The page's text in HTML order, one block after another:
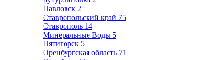
Павловск 2
Ставропольский край 75
Ставрополь 14
Минеральные Воды 5
Пятигорск 5
Оренбургская область 71